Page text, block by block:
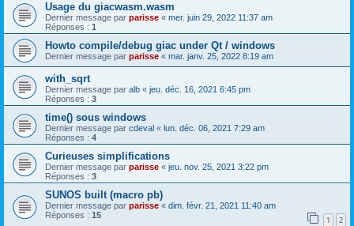
Usage du giacwasm.wasm
Dernier message par parisse « mer. juin 29, 2022 11:37 am
Réponses : 1
Howto compile/debug giac under Qt / windows
Dernier message par parisse « mar. janv. 25, 2022 8:19 am
with_sqrt
Dernier message par alb « jeu. déc. 16, 2021 6:45 pm
Réponses : 3
time() sous windows
Dernier message par cdeval « lun. déc. 06, 2021 7:29 am
Réponses : 4
Curieuses simplifications
Dernier message par parisse « jeu. nov. 25, 2021 3:22 pm
Réponses : 3
SUNOS built (macro pb)
Dernier message par parisse « dim. févr. 21, 2021 11:40 am
Réponses : 15 1 2